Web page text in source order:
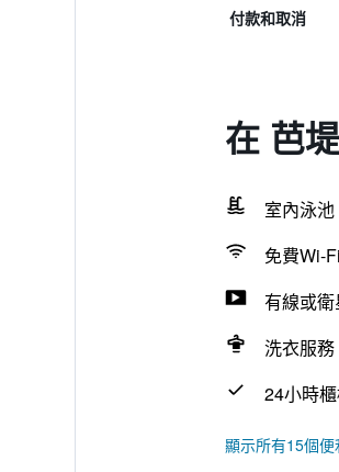
付款和取消
在 芭
室內泳池
免費Wi-Fi
有線或
洗衣服務
24小時
顯示所有15個便